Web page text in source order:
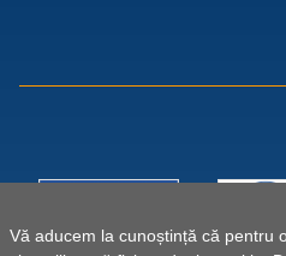
Vă aducem la cunoștință că pentru